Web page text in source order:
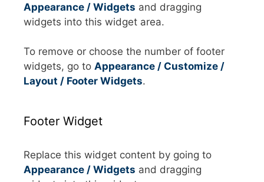
Appearance / Widgets and dragging
widgets into this widget area.
To remove or choose the number of footer
widgets, go to Appearance / Customize /
Layout / Footer Widgets.
Footer Widget
Replace this widget content by going to
Appearance / Widgets and dragging